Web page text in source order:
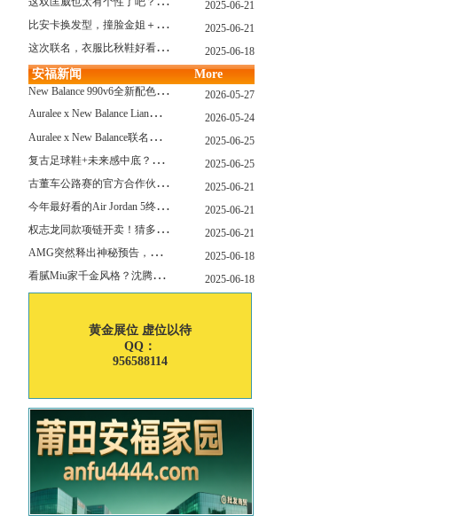
2025-06-21
比
安卡换发型，撞脸金姐＋朱莉？ 2025-06-21
这
次联名，衣服比秋鞋好看？Nike x Patta 最新系列登场 2025-06-18
安福新闻 More
N
ew Balance 990v6全新配色发布！总统慢跑鞋再续传奇！ 2026-05-27
A
uralee x New Balance LianMing Kuang Re Bu Jian 2026-05-24
A
uralee x New Balance联名新作公布！主角是这双“小Miu Miu”？ 2025-06-25
复
古足球鞋+未来感中底？Mizuno这次有点东西！ 2025-06-25
古
董车公路赛的官方合作伙伴暨官方计时 非凡新作致敬竞速辉煌 2025-06-21
今
年最好看的Air Jordan 5终于公布发售日了！ 2025-06-21
权
志龙同款项链开卖！猜多少钱？ 2025-06-21
A
MG突然释出神秘预告，新电动超跑要来了？ 2025-06-18
看
腻Miu家千金风格？沈腾的Miu系老干部更适合男生朋友！ 2025-06-18
黄金展位 虚位以待
QQ：
956588114